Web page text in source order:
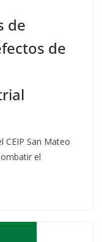
de
de
CEIP San Mateo
el